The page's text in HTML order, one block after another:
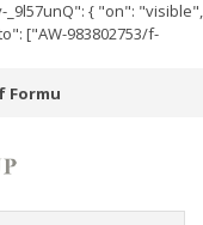
_9l57unQ": { "on": "visible",
["AW-983802753/f-
Formu